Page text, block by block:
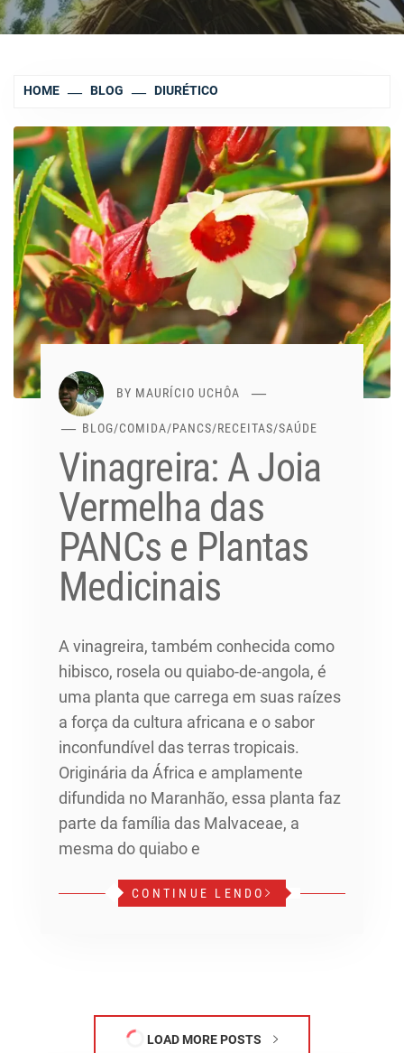
HOME BLOG DIURÉTICO
BY MAURÍCIO UCHÔA
BLOG/COMIDA/PANCS/RECEITAS/SAÚDE
Vinagreira: A Joia
Vermelha das
PANCs e Plantas
Medicinais
A vinagreira, também conhecida como
hibisco, rosela ou quiabo-de-angola, é
uma planta que carrega em suas raízes
a força da cultura africana e o sabor
inconfundível das terras tropicais.
Originária da África e amplamente
difundida no Maranhão, essa planta faz
parte da família das Malvaceae, a
mesma do quiabo e
CONTINUE LENDO
LOAD MORE POSTS